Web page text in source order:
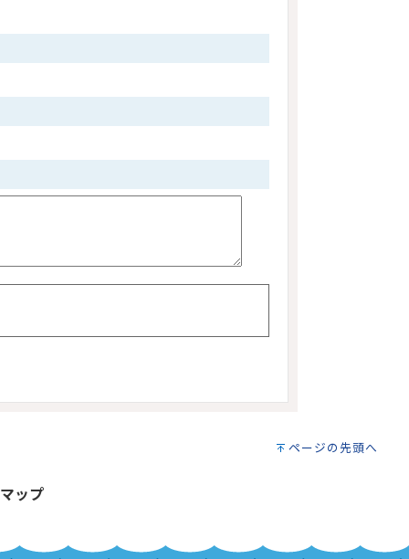
ページの先頭へ
ップ